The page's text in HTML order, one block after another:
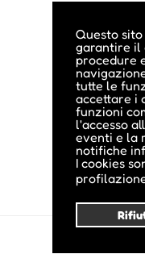
Questo
garantire il
procedure
tutte le
accettare i
funzioni
l'accesso
eventi e la
notifiche
I cookies